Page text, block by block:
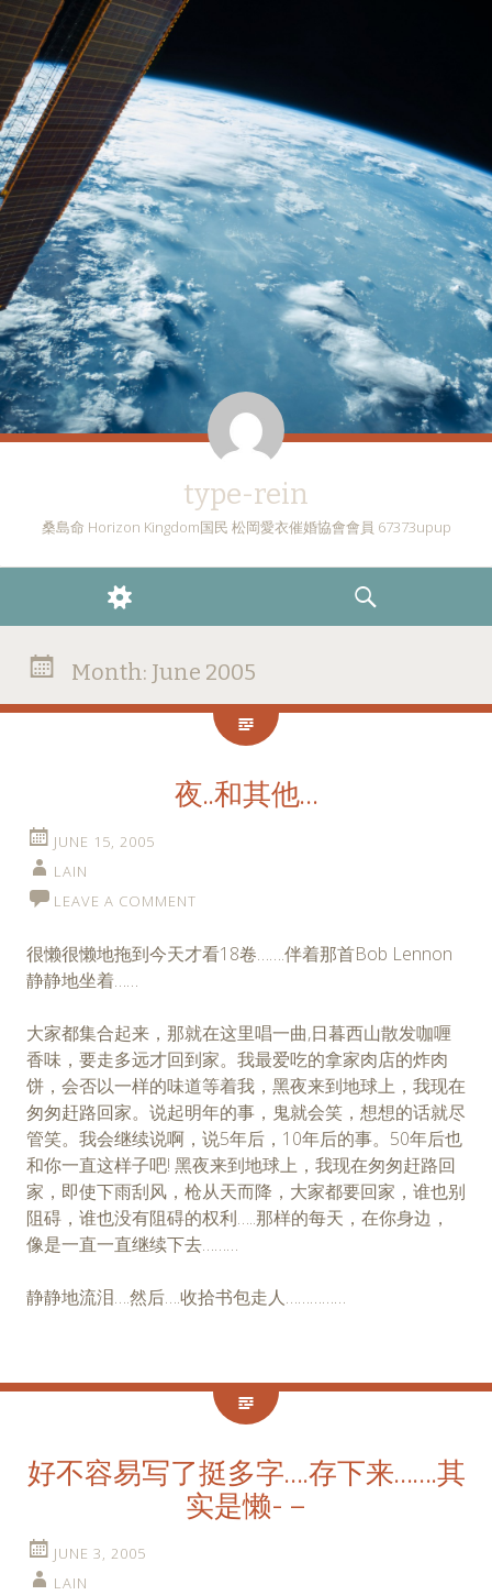
type-rein
桑島命 Horizon Kingdom国民 松岡愛衣催婚協會會員 67373upup
WIDGETS
SEARCH
Month: June 2005
夜..和其他…
JUNE 15, 2005
LAIN
LEAVE A COMMENT
很懒很懒地拖到今天才看18卷…….伴着那首Bob Lennon
静静地坐着……
大家都集合起来，那就在这里唱一曲,日暮西山散发咖喱
香味，要走多远才回到家。我最爱吃的拿家肉店的炸肉
饼，会否以一样的味道等着我，黑夜来到地球上，我现在
匆匆赶路回家。说起明年的事，鬼就会笑，想想的话就尽
管笑。我会继续说啊，说5年后，10年后的事。50年后也
和你一直这样子吧! 黑夜来到地球上，我现在匆匆赶路回
家，即使下雨刮风，枪从天而降，大家都要回家，谁也别
阻碍，谁也没有阻碍的权利…..那样的每天，在你身边，
像是一直一直继续下去………
静静地流泪….然后….收拾书包走人……………
好不容易写了挺多字….存下来…….其
实是懒- –
JUNE 3, 2005
LAIN